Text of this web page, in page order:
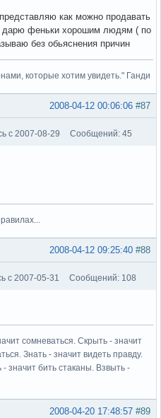
как можно продавать
дарю феньки хорошим людям ( по
без обьяснения причин
которые хотим увидеть." Ганди
#87
2008-04-12 00:06:06
с 2007-08-29 Сообщений: 45
#88
2008-04-12 09:25:40
с 2007-05-31 Сообщений: 108
сомневаться. Скрыть - значит
Знать - значит видеть правду.
значит бить стаканы. Взвыть -
#89
2008-04-20 17:48:57